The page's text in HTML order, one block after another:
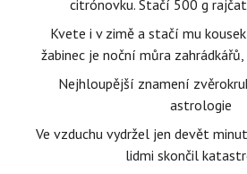
citrónovku. Stačí 500 g
Kvete i v zimě a stačí mu
žabinec je noční můra
Nejhloupější znamení
astrologie
Ve vzduchu vydržel jen devět
lidmi skončil